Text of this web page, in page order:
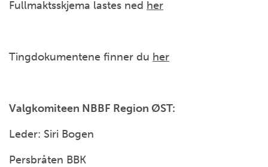
Fullmaktsskjema lastes ned her
Tingdokumentene finner du her
Valgkomiteen NBBF Region ØST:
Leder: Siri Bogen
Persbråten BBK